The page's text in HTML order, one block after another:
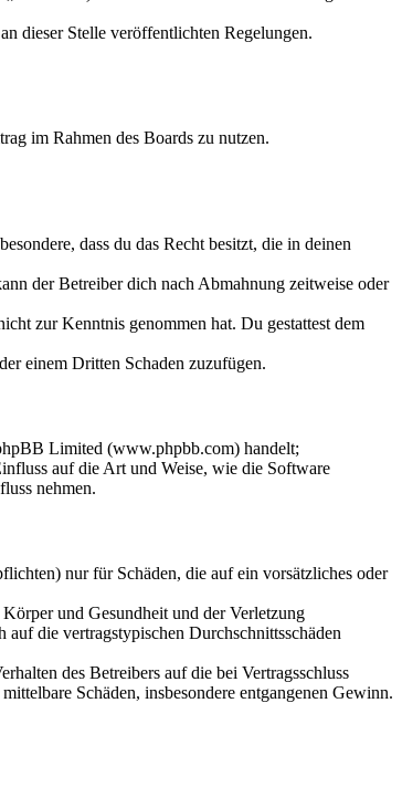
dieser Stelle veröffentlichten Regelungen.
im Rahmen des Boards zu nutzen.
dass du das Recht besitzt, die in deinen
der Betreiber dich nach Abmahnung zeitweise oder
zur Kenntnis genommen hat. Du gestattest dem
einem Dritten Schaden zuzufügen.
Limited (www.phpbb.com) handelt;
auf die Art und Weise, wie die Software
nehmen.
nur für Schäden, die auf ein vorsätzliches oder
und Gesundheit und der Verletzung
die vertragstypischen Durchschnittsschäden
des Betreibers auf die bei Vertragsschluss
Schäden, insbesondere entgangenen Gewinn.